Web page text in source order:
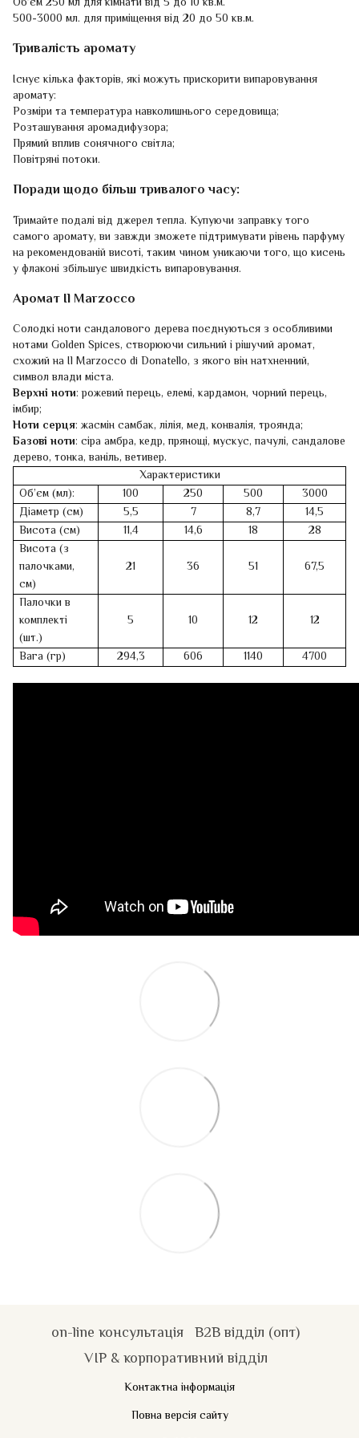
500-3000 мл. для приміщення від 20 до 50 кв.м.
Тривалість аромату
Існує кілька факторів, які можуть прискорити випаровування
аромату:
Розміри та температура навколишнього середовища;
Розташування аромадифузора;
Прямий вплив сонячного світла;
Повітряні потоки.
Поради щодо більш тривалого часу:
Тримайте подалі від джерел тепла. Купуючи заправку того
самого аромату, ви завжди зможете підтримувати рівень парфуму
на рекомендованій висоті, таким чином уникаючи того, що кисень
у флаконі збільшує швидкість випаровування.
Аромат Il Marzocco
Солодкі ноти сандалового дерева поєднуються з особливими
нотами Golden Spices, створюючи сильний і рішучий аромат,
схожий на Il Marzocco di Donatello, з якого він натхненний,
символ влади міста.
Верхні ноти: рожевий перець, елемі, кардамон, чорний перець,
імбир;
Ноти серця: жасмін самбак, лілія, мед, конвалія, троянда;
Базові ноти: сіра амбра, кедр, прянощі, мускус, пачулі, сандалове
дерево, тонка, ваніль, ветивер.
Характеристики
Об’єм (мл):
100 250 500
3000
Діаметр (см)
5,5 7 8,7
14,5
Висота (см)
11,4 14,6 18
28
Висота (з
палочками,
см)
21 36 51 67,5
Палочки в
комплекті
(шт.)
5 10 12 12
Вага (гр) 294,3 606 1140 4700
on-line консультація B2B відділ (опт)
VIP & корпоративний відділ
Контактна інформація
Повна версія сайту